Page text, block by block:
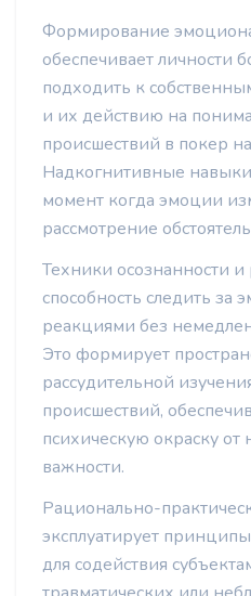
Формирование
обеспечивает личности
подходить к
и их действию на
происшествий в покер
Надкогнитивные
момент когда эмоции
рассмотрение
Техники осознанности
способность следить
реакциями без
Это формирует
рассудительной
происшествий,
психическую окраску от
важности.
Рационально-
эксплуатирует
для содействия